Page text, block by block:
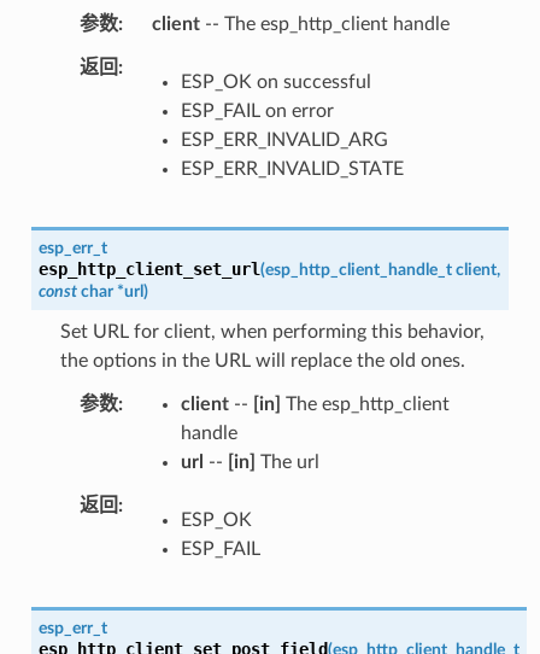
参数 client-- The esp_http_client handle
返回
ESP_OK on successful
ESP_FAIL on error
ESP_ERR_INVALID_ARG
ESP_ERR_INVALID_STATE
esp_err_t
esp_http_client_set_url(esp_http_client_handle_t client,
const char *url )
Set URL for client, when performing this behavior,
the options in the URL will replace the old ones.
参数 client-- [in] The esp_http_client
handle
url -- [in] The url
返回
ESP_OK
ESP_FAIL
esp_err_t
esp_http_client_set_post_field(esp_http_client_handle_t